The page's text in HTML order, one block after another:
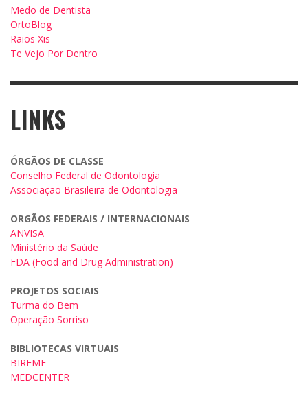
Medo de Dentista
OrtoBlog
Raios Xis
Te Vejo Por Dentro
LINKS
ÓRGÃOS DE CLASSE
Conselho Federal de Odontologia
Associação Brasileira de Odontologia
ORGÃOS FEDERAIS / INTERNACIONAIS
ANVISA
Ministério da Saúde
FDA (Food and Drug Administration)
PROJETOS SOCIAIS
Turma do Bem
Operação Sorriso
BIBLIOTECAS VIRTUAIS
BIREME
MEDCENTER